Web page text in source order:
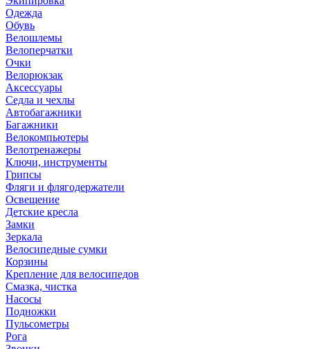
Одежда
Обувь
Велошлемы
Велоперчатки
Очки
Велорюкзак
Аксессуары
Седла и чехлы
Автобагажники
Багажники
Велокомпьютеры
Велотренажеры
Ключи, инструменты
Грипсы
Фляги и флягодержатели
Освещение
Детские кресла
Замки
Зеркала
Велосипедные сумки
Корзины
Крепление для велосипедов
Смазка, чистка
Насосы
Подножки
Пульсометры
Рога